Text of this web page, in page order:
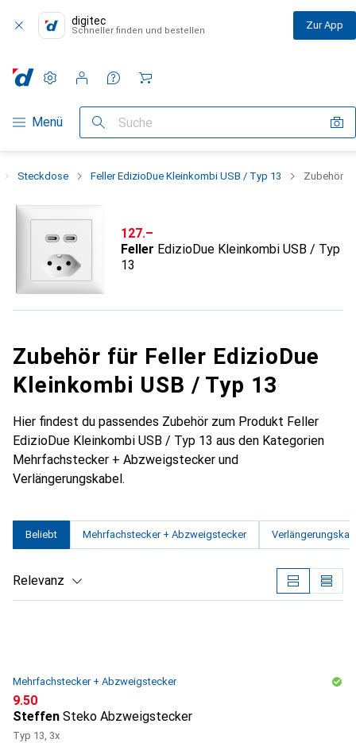
digitec
Schneller finden und bestellen Zur App
Navigation nach Kategorien
Menü Suche
Einstellungen
Kundenkonto
Vergleichslisten
Merklisten
Warenkorb
Steckdose Feller EdizioDue Kleinkombi USB / Typ 13 Zubehör
CHF
127.–
Feller EdizioDue Kleinkombi USB / Typ
13
Zubehör für Feller EdizioDue
Kleinkombi USB / Typ 13
Hier findest du passendes Zubehör zum Produkt Feller
EdizioDue Kleinkombi USB / Typ 13 aus den Kategorien
Mehrfachstecker + Abzweigstecker und
Verlängerungskabel.
Beliebt Mehrfachstecker + Abzweigstecker
Relevanz
Mehrfachstecker + Abzweigstecker
CHF
9.50
Steffen Steko Abzweigstecker
Typ 13, 3x